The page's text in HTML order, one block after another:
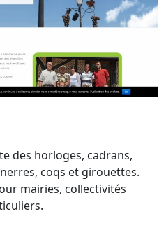
des horloges, cadrans,
coqs et girouettes.
mairies, collectivités